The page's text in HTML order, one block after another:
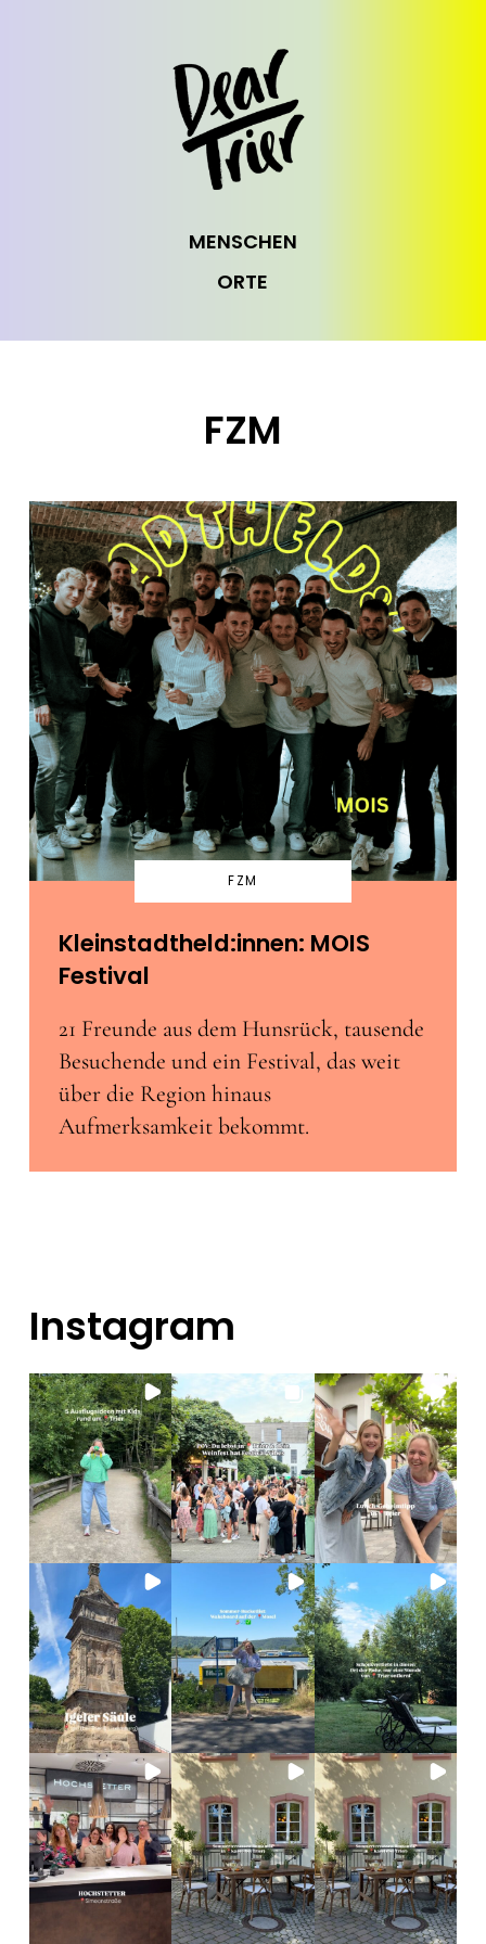
MENSCHEN
ORTE
FZM
FZM
Kleinstadtheld:innen: MOIS
Festival
21 Freunde aus dem Hunsrück, tausende
Besuchende und ein Festival, das weit
über die Region hinaus
Aufmerksamkeit bekommt.
Instagram